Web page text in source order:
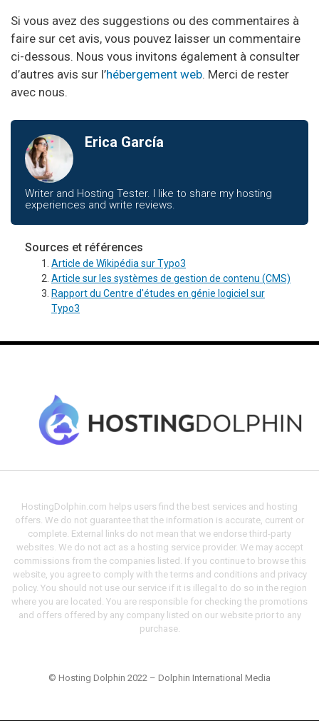
Si vous avez des suggestions ou des commentaires à
faire sur cet avis, vous pouvez laisser un commentaire
ci-dessous. Nous vous invitons également à consulter
d’autres avis sur l’hébergement web. Merci de rester
avec nous.
Erica García
Writer and Hosting Tester. I like to share my hosting
experiences and write reviews.
Sources et références
Article de Wikipédia sur Typo3
Article sur les systèmes de gestion de contenu (CMS)
Rapport du Centre d'études en génie logiciel sur
Typo3
HostingDolphin.com helps users find the best services and hosting
offers. We do not guarantee that the information is accurate, current or
complete. External links do not mean that we endorse third-party
websites. We do not act as a hosting service provider. We may accept
commissions from the companies listed. If you continue to browse this
website, you agree to comply with the terms and conditions and privacy
policy. You should not use our service if it is illegal to do so in the region
where you are located. You are responsible for checking the promotions
and offers offered by any company listed on our website prior to any
purchase.
© Hosting Dolphin 2022 – Dolphin International Media